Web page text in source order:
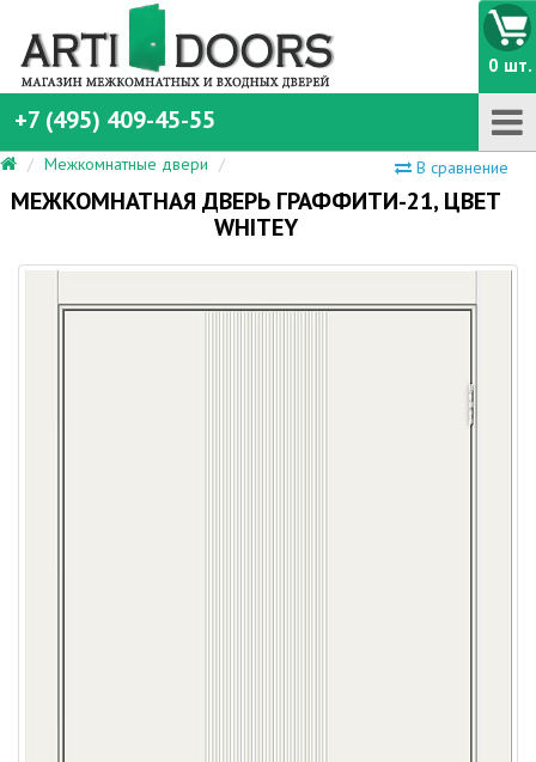
+7 (495) 409-45-55
0 шт.
В сравнение
Межкомнатные двери
МЕЖКОМНАТНАЯ ДВЕРЬ ГРАФФИТИ-21, ЦВЕТ
WHITEY